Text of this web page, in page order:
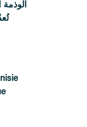
الوذمة